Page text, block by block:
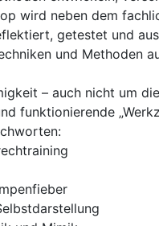
wird neben dem
getestet und
und Methoden
– auch nicht um
funktionierende